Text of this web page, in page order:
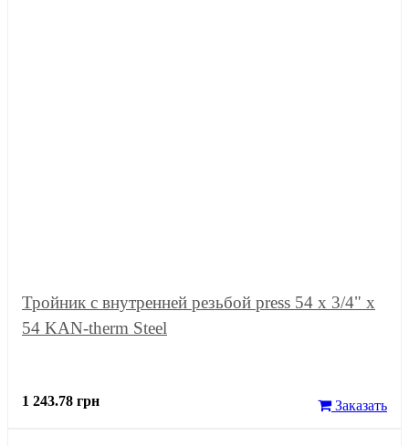
Тройник с внутренней резьбой press 54 x 3/4" x
54 KAN-therm Steel
1 243.78 грн Заказать